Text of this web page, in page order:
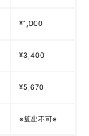
¥1,000
¥3,400
¥5,670
※算出不可※